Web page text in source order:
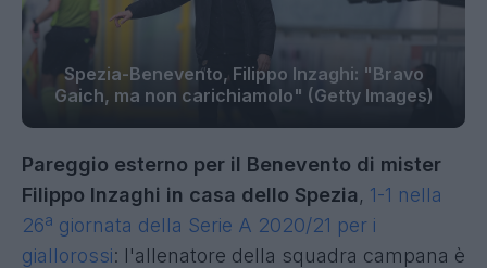
Spezia-Benevento, Filippo Inzaghi: "Bravo
Gaich, ma non carichiamolo" (Getty Images)
Pareggio esterno per il Benevento di mister
Filippo Inzaghi in casa dello Spezia, 1-1 nella
26ª giornata della Serie A 2020/21 per i
giallorossi: l'allenatore della squadra campana è